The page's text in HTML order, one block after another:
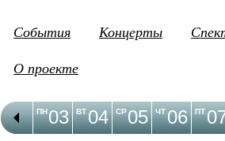
События Концерты
О проекте
03
ПН 04
ВТ 05
СР 06
ЧТ ПТ